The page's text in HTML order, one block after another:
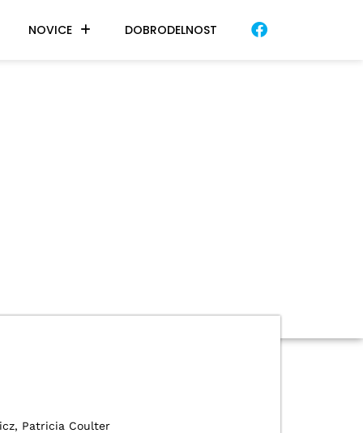
NOVICE DOBRODELNOST
Patricia Coulter